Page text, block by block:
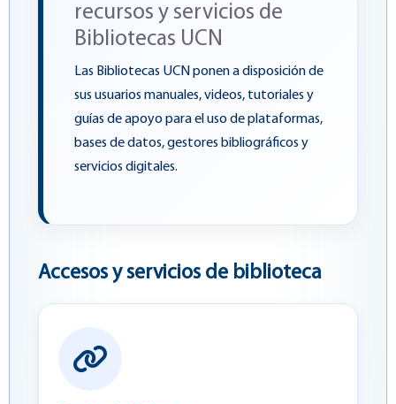
recursos y servicios de
Bibliotecas UCN
Las Bibliotecas UCN ponen a disposición de
sus usuarios manuales, videos, tutoriales y
guías de apoyo para el uso de plataformas,
bases de datos, gestores bibliográficos y
servicios digitales.
Accesos y servicios de biblioteca